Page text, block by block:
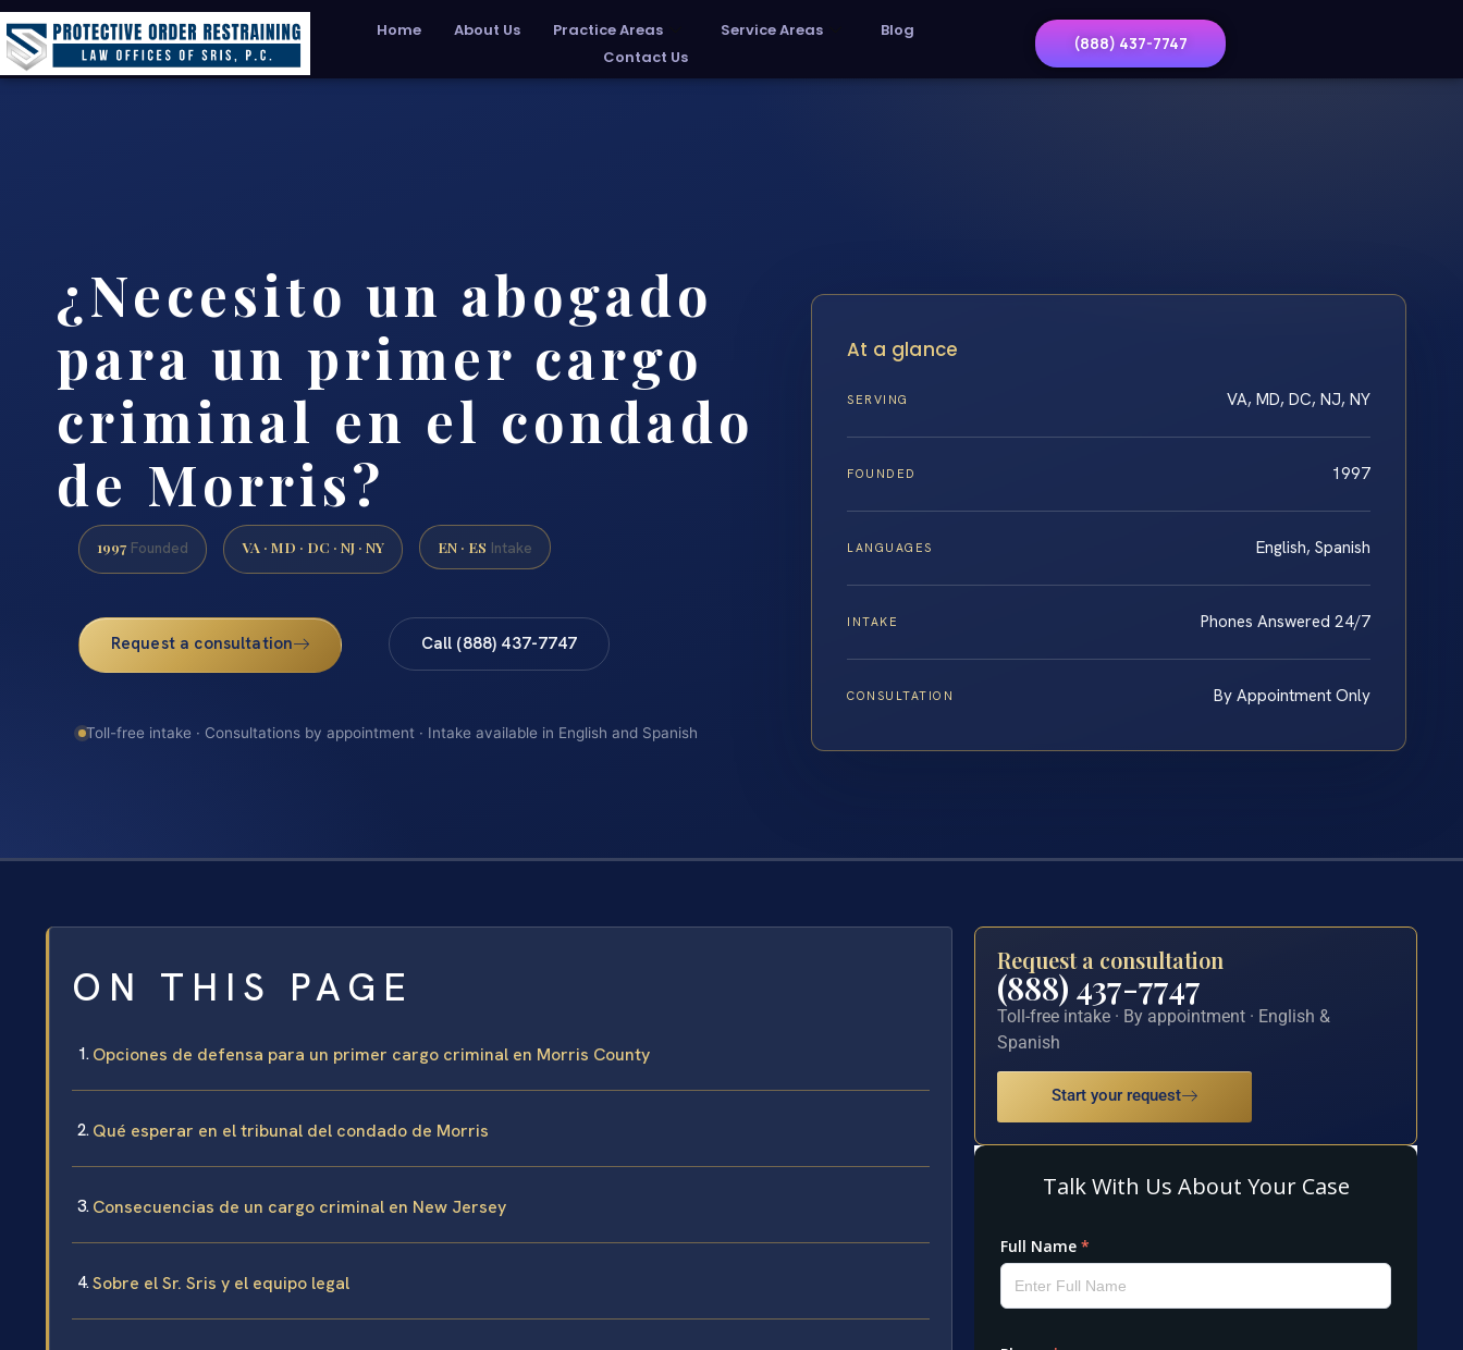
Home About Us Practice Areas Service Areas
Blog
Contact Us
(888) 437-7747
¿Necesito un abogado
para un primer cargo
criminal en el condado
de Morris?
1997 Founded VA · MD · DC · NJ · NY EN · ES Intake
Request a consultation Call (888) 437-7747
Toll-free intake · Consultations by appointment · Intake available in English and Spanish
At a glance
SERVING VA, MD, DC, NJ, NY
FOUNDED 1997
LANGUAGES English, Spanish
INTAKE Phones Answered 24/7
CONSULTATION By Appointment Only
ON THIS PAGE
Opciones de defensa para un primer cargo criminal en Morris County
Qué esperar en el tribunal del condado de Morris
Consecuencias de un cargo criminal en New Jersey
Sobre el Sr. Sris y el equipo legal
Request a consultation
(888) 437-7747
Toll-free intake · By appointment · English &
Spanish
Start your request